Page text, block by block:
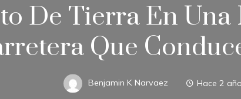
De Tierra En
Que
Benjamin K Narvaez Hace 2